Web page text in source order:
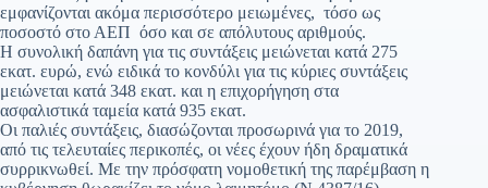
εμφανίζονται ακόμα περισσότερο μειωμένες, τόσο ως
ποσοστό στο ΑΕΠ όσο και σε απόλυτους αριθμούς.
Η συνολική δαπάνη για τις συντάξεις μειώνεται κατά 275
εκατ. ευρώ, ενώ ειδικά το κονδύλι για τις κύριες συντάξεις
μειώνεται κατά 348 εκατ. και η επιχορήγηση στα
ασφαλιστικά ταμεία κατά 935 εκατ.
Οι παλιές συντάξεις, διασώζονται προσωρινά για το 2019,
από τις τελευταίες περικοπές, οι νέες έχουν ήδη δραματικά
συρρικνωθεί. Με την πρόσφατη νομοθετική της παρέμβαση η